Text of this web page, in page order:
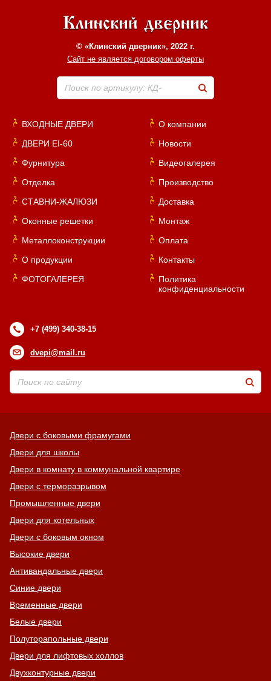
© «Клинский дверник», 2022 г.
Сайт не является договором оферты
Поиск по артикулу: КД-
ВХОДНЫЕ ДВЕРИ
ДВЕРИ EI-60
Фурнитура
Отделка
СТАВНИ-ЖАЛЮЗИ
Оконные решетки
Металлоконструкции
О продукции
ФОТОГАЛЕРЕЯ
О компании
Новости
Видеогалерея
Производство
Доставка
Монтаж
Оплата
Контакты
Политика
конфиденциальности
+7 (499) 340-38-15
dvepi@mail.ru
Двери с боковыми фрамугами
Двери для школы
Двери в комнату в коммунальной квартире
Двери с терморазрывом
Промышленные двери
Двери для котельных
Двери с боковым окном
Высокие двери
Антивандальные двери
Синие двери
Временные двери
Белые двери
Полуторапольные двери
Двери для лифтовых холлов
Двухконтурные двери